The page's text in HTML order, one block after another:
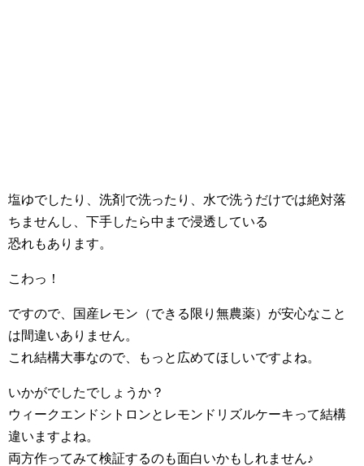
塩ゆでしたり、洗剤で洗ったり、水で洗うだけでは絶対落
ちませんし、下手したら中まで浸透している
恐れもあります。
こわっ！
ですので、国産レモン（できる限り無農薬）が安心なこと
は間違いありません。
これ結構大事なので、もっと広めてほしいですよね。
いかがでしたでしょうか？
ウィークエンドシトロンとレモンドリズルケーキって結構
違いますよね。
両方作ってみて検証するのも面白いかもしれません♪